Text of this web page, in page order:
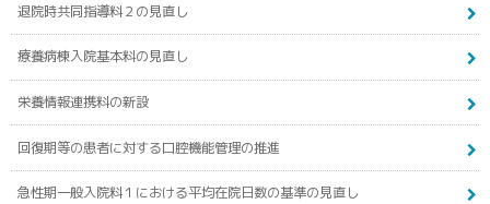
退院時共同指導料２の見直し
療養病棟入院基本料の見直し
栄養情報連携料の新設
回復期等の患者に対する口腔機能管理の推進
急性期一般入院料１における平均在院日数の基準の見直し